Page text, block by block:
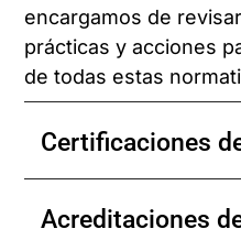
encargamos de
prácticas y acciones
de todas estas
Certificaciones
Acreditaciones